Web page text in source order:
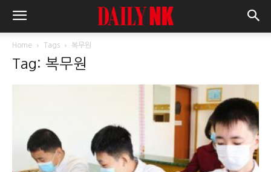
Home Tags 복무원
Tag: 복무원